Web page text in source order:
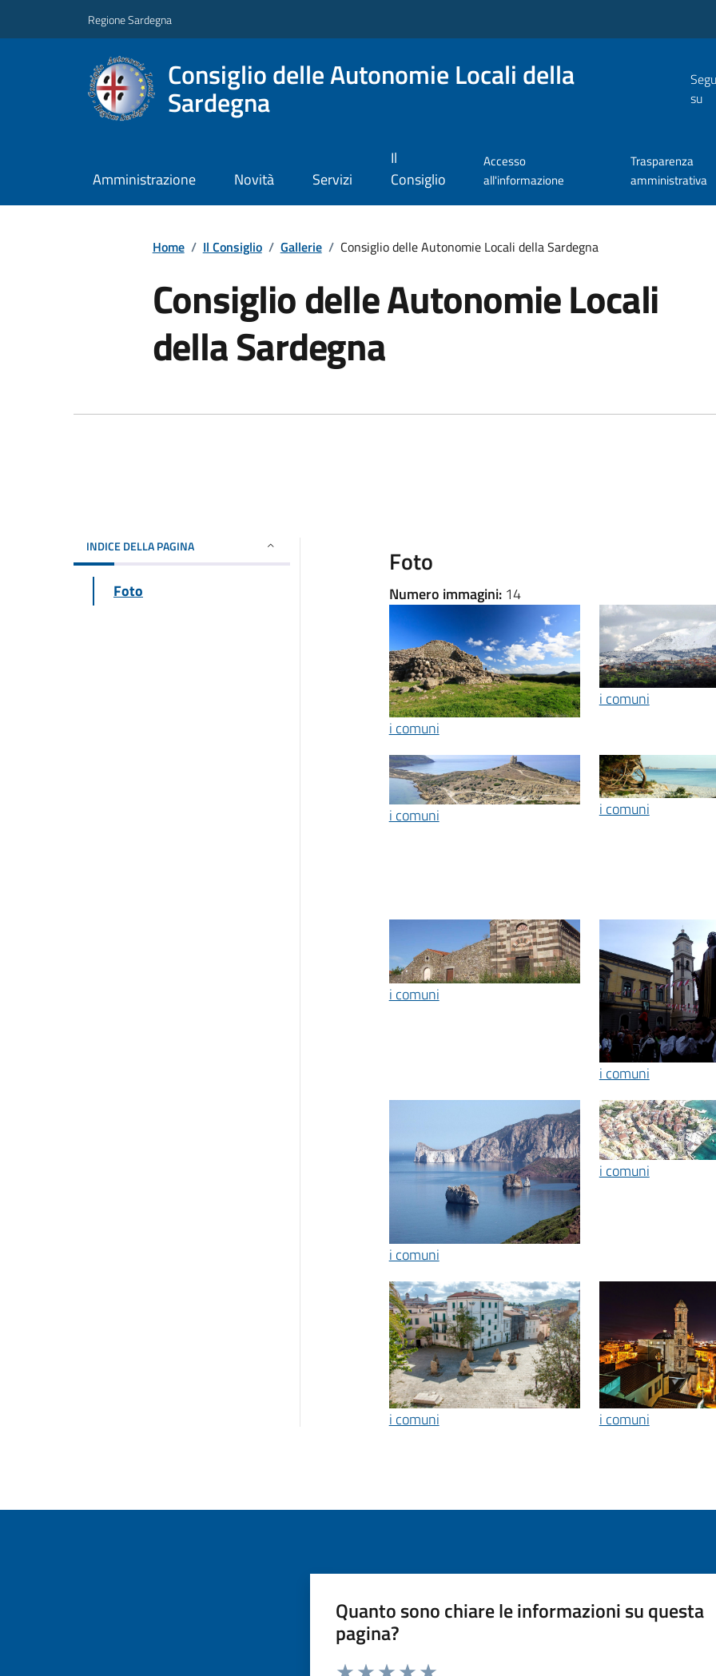
Regione Sardegna
Consiglio delle Autonomie Locali della
Sardegna
su
Amministrazione Novità Servizi
Il
Consiglio
Accesso
all'informazione
Trasparenza
amministrativa
Home / Il Consiglio / Gallerie / Consiglio delle Autonomie Locali della Sardegna
Consiglio delle Autonomie Locali
della Sardegna
INDICE DELLA PAGINA
Foto
Foto
Numero immagini:14
i comuni
i comuni
i comuni i comuni
i comuni
i comuni
i comuni
i comuni
i comuni i comuni
Quanto sono chiare le informazioni su questa
pagina?
Valuta da 1 a 5 stelle la pagina